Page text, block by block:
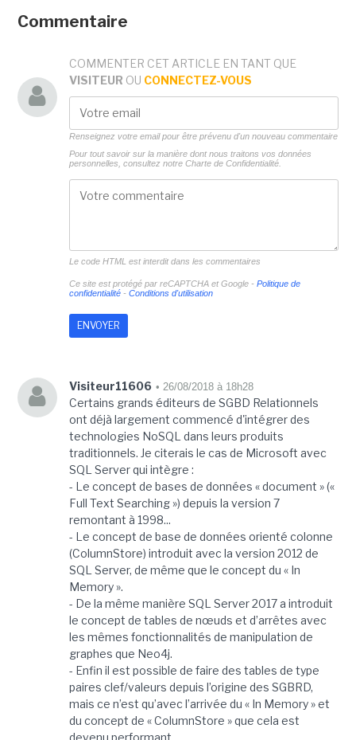
Commentaire
COMMENTER CET ARTICLE EN TANT QUE
VISITEUR OU CONNECTEZ-VOUS
Renseignez votre email pour être prévenu d'un nouveau commentaire
Pour tout savoir sur la manière dont nous traitons vos données
personnelles, consultez notre Charte de Confidentialité.
Le code HTML est interdit dans les commentaires
Ce site est protégé par reCAPTCHA et Google - Politique de
confidentialité- Conditions d'utilisation
Visiteur11606 • 26/08/2018 à 18h28
Certains grands éditeurs de SGBD Relationnels
ont déjà largement commencé d'intégrer des
technologies NoSQL dans leurs produits
traditionnels. Je citerais le cas de Microsoft avec
SQL Server qui intègre :
- Le concept de bases de données « document » («
Full Text Searching ») depuis la version 7
remontant à 1998...
- Le concept de base de données orienté colonne
(ColumnStore) introduit avec la version 2012 de
SQL Server, de même que le concept du « In
Memory ».
- De la même manière SQL Server 2017 a introduit
le concept de tables de nœuds et d’arrêtes avec
les mêmes fonctionnalités de manipulation de
graphes que Neo4j.
- Enfin il est possible de faire des tables de type
paires clef/valeurs depuis l’origine des SGBRD,
mais ce n’est qu’avec l’arrivée du « In Memory » et
du concept de « ColumnStore » que cela est
devenu performant...